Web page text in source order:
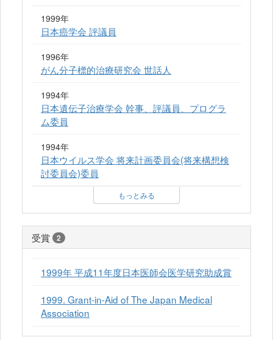
1999年
日本癌学会 評議員
1996年
がん分子標的治療研究会 世話人
1994年
日本遺伝子治療学会 幹事、評議員、プログラ
ム委員
1994年
日本ウイルス学会 将来計画委員会(将来構想検
討委員会)委員
もっとみる
受賞 2
1999年 平成11年度日本医師会医学研究助成賞
1999. Grant-in-Aid of The Japan Medical
Association